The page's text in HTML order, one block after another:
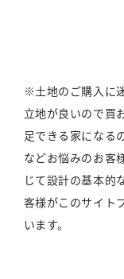
※土地のご購入に
立地が良いので買
足できる家になる
などお悩みのお客
じて設計の基本的
客様がこのサイト
います。